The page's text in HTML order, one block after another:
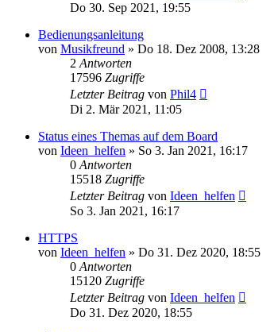
Do 30. Sep 2021, 19:55
Bedienungsanleitung
von Musikfreund » Do 18. Dez 2008, 13:28
2 Antworten
17596 Zugriffe
Letzter Beitrag von Phil4
Di 2. Mär 2021, 11:05
Status eines Themas auf dem Board
von Ideen_helfen » So 3. Jan 2021, 16:17
0 Antworten
15518 Zugriffe
Letzter Beitrag von Ideen_helfen
So 3. Jan 2021, 16:17
HTTPS
von Ideen_helfen » Do 31. Dez 2020, 18:55
0 Antworten
15120 Zugriffe
Letzter Beitrag von Ideen_helfen
Do 31. Dez 2020, 18:55